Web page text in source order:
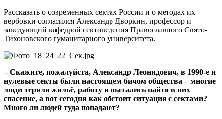
Рассказать о современных сектах России и о методах их
вербовки согласился Александр Дворкин, профессор и
заведующий кафедрой сектоведения Православного Свято-
Тихоновского гуманитарного университета.
– Скажите, пожалуйста, Александр Леонидович, в 1990-е и
нулевые секты были настоящем бичом общества – многие
люди теряли жильё, работу и пытались найти в них
спасение, а вот сегодня как обстоит ситуация с сектами?
Много ли людей туда попадают?